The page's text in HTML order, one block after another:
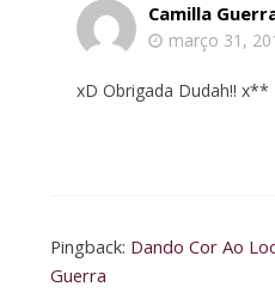
Camilla
março 31,
xD Obrigada Dudah!! x**
Pingback: Dando Cor Ao
Guerra